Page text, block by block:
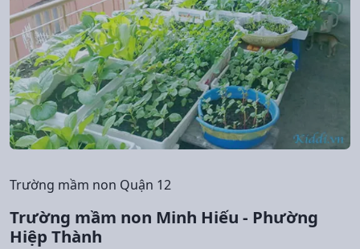
Trường mầm non Quận 12
Trường mầm non Minh Hiếu - Phường
Hiệp Thành